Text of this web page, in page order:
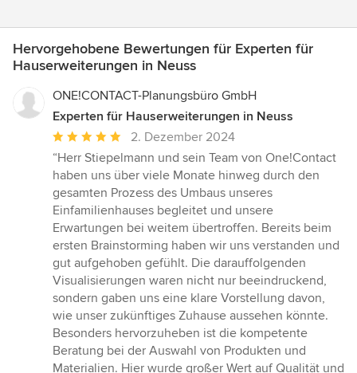
Hervorgehobene Bewertungen für Experten für
Hauserweiterungen in Neuss
ONE!CONTACT-Planungsbüro GmbH
Experten für Hauserweiterungen in Neuss
Durchschnittliche
Bewertung:
5
von
5
Sternen
2. Dezember 2024
“Herr Stiepelmann und sein Team von One!Contact
haben uns über viele Monate hinweg durch den
gesamten Prozess des Umbaus unseres
Einfamilienhauses begleitet und unsere
Erwartungen bei weitem übertroffen. Bereits beim
ersten Brainstorming haben wir uns verstanden und
gut aufgehoben gefühlt. Die darauffolgenden
Visualisierungen waren nicht nur beeindruckend,
sondern gaben uns eine klare Vorstellung davon,
wie unser zukünftiges Zuhause aussehen könnte.
Besonders hervorzuheben ist die kompetente
Beratung bei der Auswahl von Produkten und
Materialien. Hier wurde großer Wert auf Qualität und